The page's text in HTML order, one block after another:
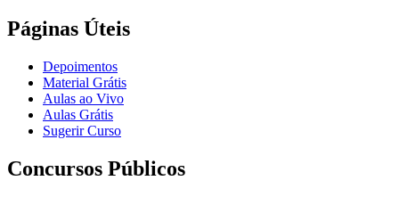
Páginas Úteis
Depoimentos
Material Grátis
Aulas ao Vivo
Aulas Grátis
Sugerir Curso
Concursos Públicos